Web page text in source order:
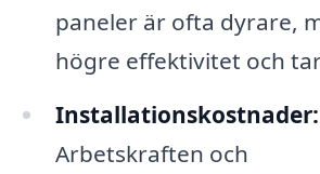
paneler är ofta dyrare,
högre effektivitet och
Installationskostnader:
Arbetskraften och